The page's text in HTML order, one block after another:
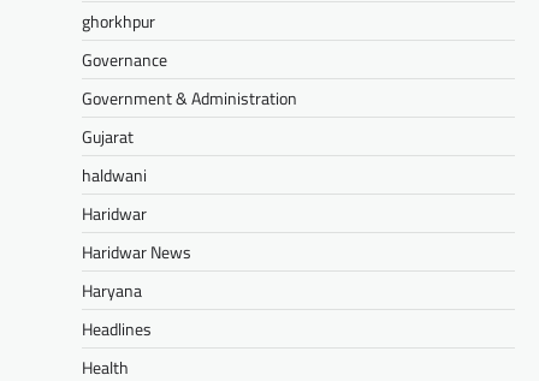
ghorkhpur
Governance
Government & Administration
Gujarat
haldwani
Haridwar
Haridwar News
Haryana
Headlines
Health